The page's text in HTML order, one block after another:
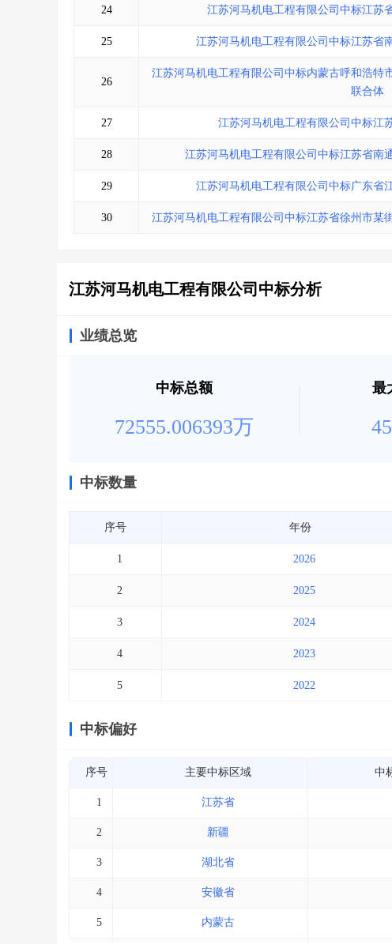
24 江苏河马机电工程有限公司中标江苏
25 江苏河马机电工程有限公司中标江苏省
26
江苏河马机电工程有限公司中标内蒙古呼和浩特
联合体
27 江苏河马机电工程有限公司中标江
28 江苏河马机电工程有限公司中标江苏省南
29 江苏河马机电工程有限公司中标广东省
30 江苏河马机电工程有限公司中标江苏省徐州市某
江苏河马机电工程有限公司中标分析
业绩总览
中标总额
72555.006393万
最
中标数量
序号 年份
1 2026
2 2025
3 2024
4 2023
5 2022
中标偏好
序号 主要中标区域 中
1 江苏省
2 新疆
3 湖北省
4 安徽省
5 内蒙古